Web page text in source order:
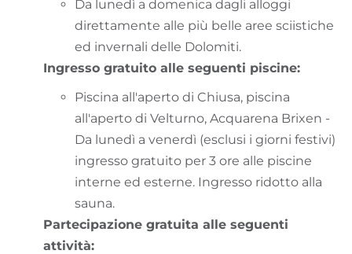
Da lunedì a domenica dagli alloggi
direttamente alle più belle aree sciistiche
ed invernali delle Dolomiti.
Ingresso gratuito alle seguenti piscine:
Piscina all'aperto di Chiusa, piscina
all'aperto di Velturno, Acquarena Brixen -
Da lunedì a venerdì (esclusi i giorni festivi)
ingresso gratuito per 3 ore alle piscine
interne ed esterne. Ingresso ridotto alla
sauna.
Partecipazione gratuita alle seguenti
attività: